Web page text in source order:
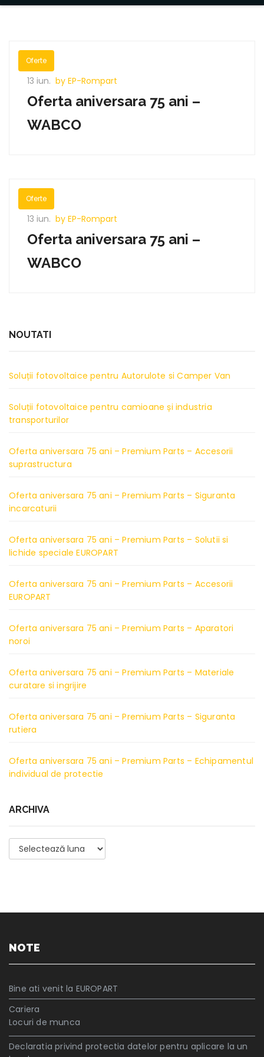
Oferte
13 iun. by EP-Rompart
Oferta aniversara 75 ani –
WABCO
Oferte
13 iun. by EP-Rompart
Oferta aniversara 75 ani –
WABCO
NOUTATI
Soluții fotovoltaice pentru Autorulote si Camper Van
Soluții fotovoltaice pentru camioane și industria
transporturilor
Oferta aniversara 75 ani – Premium Parts – Accesorii
suprastructura
Oferta aniversara 75 ani – Premium Parts – Siguranta
incarcaturii
Oferta aniversara 75 ani – Premium Parts – Solutii si
lichide speciale EUROPART
Oferta aniversara 75 ani – Premium Parts – Accesorii
EUROPART
Oferta aniversara 75 ani – Premium Parts – Aparatori
noroi
Oferta aniversara 75 ani – Premium Parts – Materiale
curatare si ingrijire
Oferta aniversara 75 ani – Premium Parts – Siguranta
rutiera
Oferta aniversara 75 ani – Premium Parts – Echipamentul
individual de protectie
ARCHIVA
Archiva
NOTE
Bine ati venit la EUROPART
Cariera
Locuri de munca
Declaratia privind protectia datelor pentru aplicare la un